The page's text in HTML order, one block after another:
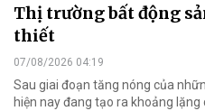
Thị trường bất động
thiết
07/08/2026 04:19
Sau giai đoạn tăng nóng của
hiện nay đang tạo ra khoảng